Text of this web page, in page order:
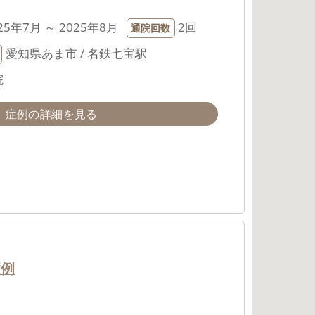
年7月 ～ 2025年8月 通院回数 2回
愛知県あま市 / 名鉄七宝駅
症例の詳細を見る